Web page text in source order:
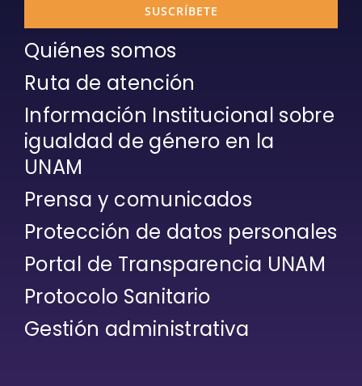
SUSCRÍBETE
Quiénes somos
Ruta de atención
Información Institucional sobre
igualdad de género en la
UNAM
Prensa y comunicados
Protección de datos personales
Portal de Transparencia UNAM
Protocolo Sanitario
Gestión administrativa